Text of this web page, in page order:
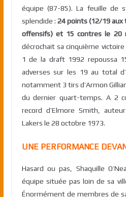
équipe (87-85). La feuille de
splendide : 24 points (12/19 aux
offensifs) et 15 contres le 20
décrochait sa cinquième
1 de la draft 1992 repoussa
adverses sur les 19 au total
notamment 3 tirs d’Armon
du dernier quart-temps. A 2
record d’Elmore Smith,
Lakers le 28 octobre 1973.
UNE PERFORMANCE
Hasard ou pas, Shaquille
équipe située pas loin de sa
Énormément de membres de